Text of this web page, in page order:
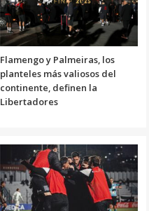
Flamengo y Palmeiras, los
planteles más valiosos del
continente, definen la
Libertadores